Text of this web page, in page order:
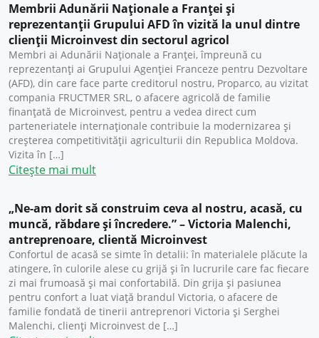
Membrii Adunării Naționale a Franței și
reprezentanții Grupului AFD în vizită la unul dintre
clienții Microinvest din sectorul agricol
Membri ai Adunării Naționale a Franței, împreună cu
reprezentanți ai Grupului Agenției Franceze pentru Dezvoltare
(AFD), din care face parte creditorul nostru, Proparco, au vizitat
compania FRUCTMER SRL, o afacere agricolă de familie
finanțată de Microinvest, pentru a vedea direct cum
parteneriatele internaționale contribuie la modernizarea și
creșterea competitivității agriculturii din Republica Moldova.
Vizita în […]
Citește mai mult
„Ne-am dorit să construim ceva al nostru, acasă, cu
muncă, răbdare și încredere.” – Victoria Malenchi,
antreprenoare, clientă Microinvest
Confortul de acasă se simte în detalii: în materialele plăcute la
atingere, în culorile alese cu grijă și în lucrurile care fac fiecare
zi mai frumoasă și mai confortabilă. Din grija și pasiunea
pentru confort a luat viață brandul Victoria, o afacere de
familie fondată de tinerii antreprenori Victoria și Serghei
Malenchi, clienți Microinvest de […]